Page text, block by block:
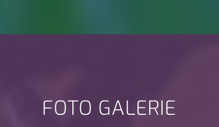
FOTO GALERIE